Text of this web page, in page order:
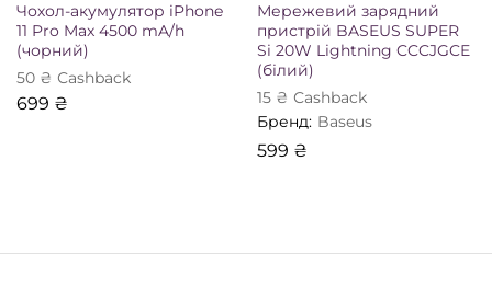
Чохол-акумулятор iPhone
11 Pro Max 4500 mA/h
(чорний)
50 ₴ Сashback
699 ₴
Мережевий зарядний
пристрій BASEUS SUPER
Si 20W Lightning CCCJGCE
(білий)
15 ₴ Сashback
Бренд: Baseus
599 ₴